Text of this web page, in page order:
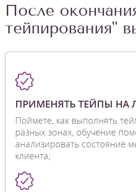
После
тейпирования"
ПРИМЕНЯТЬ ТЕЙПЫ НА
Поймете, как выполнять
разных зонах, обучение
анализировать состояние
клиента;